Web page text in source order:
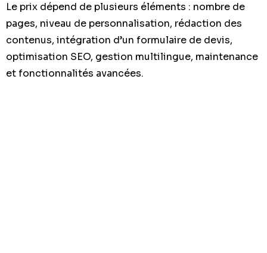
Le prix dépend de plusieurs éléments : nombre de
pages, niveau de personnalisation, rédaction des
contenus, intégration d’un formulaire de devis,
optimisation SEO, gestion multilingue, maintenance
et fonctionnalités avancées.